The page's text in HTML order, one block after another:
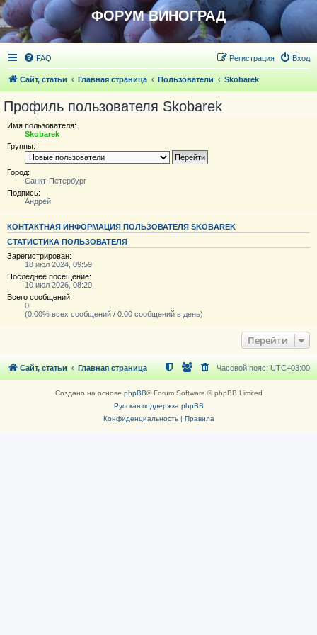
ФОРУМ ВИНОГРАД
FAQ Вход
Регистрация
Сайт, статьи Главная страница Пользователи Skobarek
Профиль пользователя Skobarek
Имя пользователя:
Skobarek
Группы:
Город:
Санкт-Петербург
Подпись:
Андрей
КОНТАКТНАЯ ИНФОРМАЦИЯ ПОЛЬЗОВАТЕЛЯ SKOBAREK
СТАТИСТИКА ПОЛЬЗОВАТЕЛЯ
Зарегистрирован:
18 июл 2024, 09:59
Последнее посещение:
10 июл 2026, 08:20
Всего сообщений:
0
(0.00% всех сообщений / 0.00 сообщений в день)
Перейти
Сайт, статьи Главная страница Часовой пояс: UTC+03:00
Создано на основе phpBB® Forum Software © phpBB Limited
Русская поддержка phpBB
Конфиденциальность| Правила